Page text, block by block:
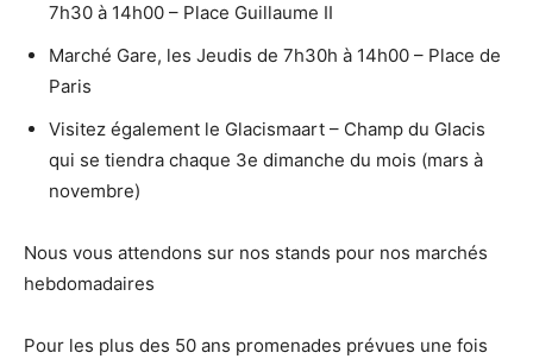
7h30 à 14h00 – Place Guillaume II
Marché Gare, les Jeudis de 7h30h à 14h00 – Place de
Paris
Visitez également le Glacismaart – Champ du Glacis
qui se tiendra chaque 3e dimanche du mois (mars à
novembre)
Nous vous attendons sur nos stands pour nos marchés
hebdomadaires
Pour les plus des 50 ans promenades prévues une fois